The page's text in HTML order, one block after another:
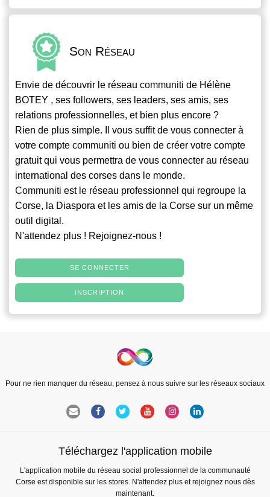
Son Réseau
Envie de découvrir le réseau communiti de Hélène
BOTEY , ses followers, ses leaders, ses amis, ses
relations professionnelles, et bien plus encore ?
Rien de plus simple. Il vous suffit de vous connecter à
votre compte communiti ou bien de créer votre compte
gratuit qui vous permettra de vous connecter au réseau
international des corses dans le monde.
Communiti est le réseau professionnel qui regroupe la
Corse, la Diaspora et les amis de la Corse sur un même
outil digital.
N'attendez plus ! Rejoignez-nous !
SE CONNECTER
INSCRIPTION
Pour ne rien manquer du réseau, pensez à nous suivre sur les réseaux sociaux
Téléchargez l'application mobile
L'application mobile du réseau social professionnel de la communauté
Corse est disponible sur les stores. N'attendez plus et rejoignez nous dès
maintenant.